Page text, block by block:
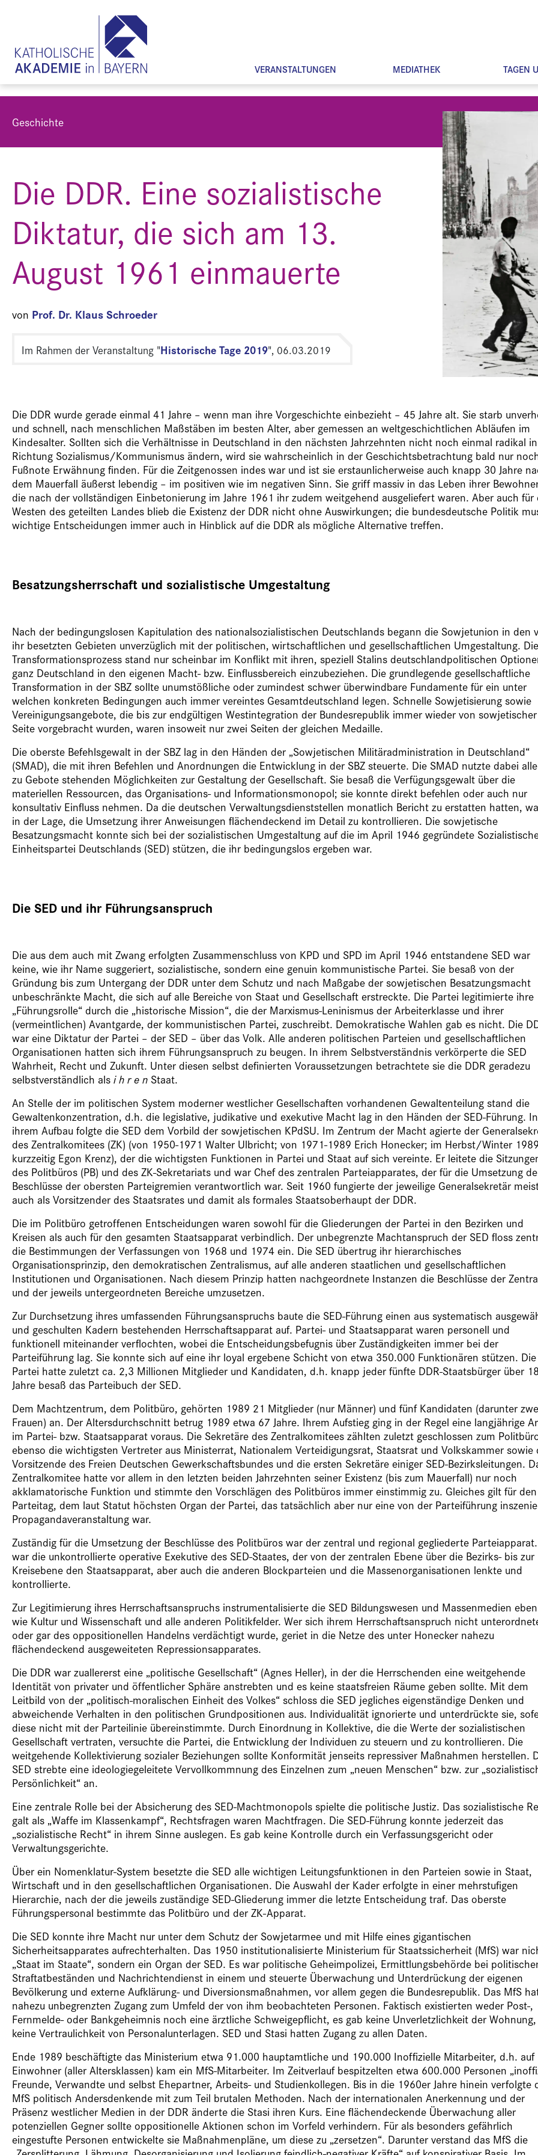
VERANSTALTUNGEN MEDIATHEK TAGEN
Geschichte
Die DDR. Eine sozialistische
Diktatur, die sich am 13.
August 1961 einmauerte
von Prof. Dr. Klaus Schroeder
Im Rahmen der Veranstaltung "Historische Tage 2019", 06.03.2019
Die DDR wurde gerade einmal 41 Jahre – wenn man ihre Vorgeschichte einbezieht – 45 Jahre alt. Sie starb
und schnell, nach menschlichen Maßstäben im besten Alter, aber gemessen an weltgeschichtlichen Abläufen im
Kindesalter. Sollten sich die Verhältnisse in Deutschland in den nächsten Jahrzehnten nicht noch einmal radikal in
Richtung Sozialismus/Kommunismus ändern, wird sie wahrscheinlich in der Geschichtsbetrachtung bald nur
Fußnote Erwähnung finden. Für die Zeitgenossen indes war und ist sie erstaunlicherweise auch knapp 30 Jahre
dem Mauerfall äußerst lebendig – im positiven wie im negativen Sinn. Sie griff massiv in das Leben ihrer
die nach der vollständigen Einbetonierung im Jahre 1961 ihr zudem weitgehend ausgeliefert waren. Aber auch für
Westen des geteilten Landes blieb die Existenz der DDR nicht ohne Auswirkungen; die bundesdeutsche Politik
wichtige Entscheidungen immer auch in Hinblick auf die DDR als mögliche Alternative treffen.
Besatzungsherrschaft und sozialistische Umgestaltung
Nach der bedingungslosen Kapitulation des nationalsozialistischen Deutschlands begann die Sowjetunion in den
ihr besetzten Gebieten unverzüglich mit der politischen, wirtschaftlichen und gesellschaftlichen Umgestaltung.
Transformationsprozess stand nur scheinbar im Konflikt mit ihren, speziell Stalins deutschlandpolitischen
ganz Deutschland in den eigenen Macht- bzw. Einflussbereich einzubeziehen. Die grundlegende gesellschaftliche
Transformation in der SBZ sollte unumstößliche oder zumindest schwer überwindbare Fundamente für ein unter
welchen konkreten Bedingungen auch immer vereintes Gesamtdeutschland legen. Schnelle Sowjetisierung sowie
Vereinigungsangebote, die bis zur endgültigen Westintegration der Bundesrepublik immer wieder von sowjetischer
Seite vorgebracht wurden, waren insoweit nur zwei Seiten der gleichen Medaille.
Die oberste Befehlsgewalt in der SBZ lag in den Händen der „Sowjetischen Militäradministration in Deutschland“
(SMAD), die mit ihren Befehlen und Anordnungen die Entwicklung in der SBZ steuerte. Die SMAD nutzte dabei
zu Gebote stehenden Möglichkeiten zur Gestaltung der Gesellschaft. Sie besaß die Verfügungsgewalt über die
materiellen Ressourcen, das Organisations- und Informationsmonopol; sie konnte direkt befehlen oder auch nur
konsultativ Einfluss nehmen. Da die deutschen Verwaltungsdienststellen monatlich Bericht zu erstatten hatten,
in der Lage, die Umsetzung ihrer Anweisungen flächendeckend im Detail zu kontrollieren. Die sowjetische
Besatzungsmacht konnte sich bei der sozialistischen Umgestaltung auf die im April 1946 gegründete
Einheitspartei Deutschlands (SED) stützen, die ihr bedingungslos ergeben war.
Die SED und ihr Führungsanspruch
Die aus dem auch mit Zwang erfolgten Zusammenschluss von KPD und SPD im April 1946 entstandene SED war
keine, wie ihr Name suggeriert, sozialistische, sondern eine genuin kommunistische Partei. Sie besaß von der
Gründung bis zum Untergang der DDR unter dem Schutz und nach Maßgabe der sowjetischen Besatzungsmacht
unbeschränkte Macht, die sich auf alle Bereiche von Staat und Gesellschaft erstreckte. Die Partei legitimierte ihre
„Führungsrolle“ durch die „historische Mission“, die der Marxismus-Leninismus der Arbeiterklasse und ihrer
(vermeintlichen) Avantgarde, der kommunistischen Partei, zuschreibt. Demokratische Wahlen gab es nicht. Die
war eine Diktatur der Partei – der SED – über das Volk. Alle anderen politischen Parteien und gesellschaftlichen
Organisationen hatten sich ihrem Führungsanspruch zu beugen. In ihrem Selbstverständnis verkörperte die SED
Wahrheit, Recht und Zukunft. Unter diesen selbst definierten Voraussetzungen betrachtete sie die DDR geradezu
selbstverständlich als i h r e n Staat.
An Stelle der im politischen System moderner westlicher Gesellschaften vorhandenen Gewaltenteilung stand die
Gewaltenkonzentration, d.h. die legislative, judikative und exekutive Macht lag in den Händen der SED-Führung. In
ihrem Aufbau folgte die SED dem Vorbild der sowjetischen KPdSU. Im Zentrum der Macht agierte der
des Zentralkomitees (ZK) (von 1950-1971 Walter Ulbricht; von 1971-1989 Erich Honecker; im Herbst/Winter
kurzzeitig Egon Krenz), der die wichtigsten Funktionen in Partei und Staat auf sich vereinte. Er leitete die
des Politbüros (PB) und des ZK-Sekretariats und war Chef des zentralen Parteiapparates, der für die Umsetzung
Beschlüsse der obersten Parteigremien verantwortlich war. Seit 1960 fungierte der jeweilige Generalsekretär
auch als Vorsitzender des Staatsrates und damit als formales Staatsoberhaupt der DDR.
Die im Politbüro getroffenen Entscheidungen waren sowohl für die Gliederungen der Partei in den Bezirken und
Kreisen als auch für den gesamten Staatsapparat verbindlich. Der unbegrenzte Machtanspruch der SED floss
die Bestimmungen der Verfassungen von 1968 und 1974 ein. Die SED übertrug ihr hierarchisches
Organisationsprinzip, den demokratischen Zentralismus, auf alle anderen staatlichen und gesellschaftlichen
Institutionen und Organisationen. Nach diesem Prinzip hatten nachgeordnete Instanzen die Beschlüsse der
und der jeweils untergeordneten Bereiche umzusetzen.
Zur Durchsetzung ihres umfassenden Führungsanspruchs baute die SED-Führung einen aus systematisch
und geschulten Kadern bestehenden Herrschaftsapparat auf. Partei- und Staatsapparat waren personell und
funktionell miteinander verflochten, wobei die Entscheidungsbefugnis über Zuständigkeiten immer bei der
Parteiführung lag. Sie konnte sich auf eine ihr loyal ergebene Schicht von etwa 350.000 Funktionären stützen. Die
Partei hatte zuletzt ca. 2,3 Millionen Mitglieder und Kandidaten, d.h. knapp jeder fünfte DDR-Staatsbürger über
Jahre besaß das Parteibuch der SED.
Dem Machtzentrum, dem Politbüro, gehörten 1989 21 Mitglieder (nur Männer) und fünf Kandidaten (darunter
Frauen) an. Der Altersdurchschnitt betrug 1989 etwa 67 Jahre. Ihrem Aufstieg ging in der Regel eine langjährige
im Partei- bzw. Staatsapparat voraus. Die Sekretäre des Zentralkomitees zählten zuletzt geschlossen zum
ebenso die wichtigsten Vertreter aus Ministerrat, Nationalem Verteidigungsrat, Staatsrat und Volkskammer sowie
Vorsitzende des Freien Deutschen Gewerkschaftsbundes und die ersten Sekretäre einiger SED-Bezirksleitungen.
Zentralkomitee hatte vor allem in den letzten beiden Jahrzehnten seiner Existenz (bis zum Mauerfall) nur noch
akklamatorische Funktion und stimmte den Vorschlägen des Politbüros immer einstimmig zu. Gleiches gilt für den
Parteitag, dem laut Statut höchsten Organ der Partei, das tatsächlich aber nur eine von der Parteiführung
Propagandaveranstaltung war.
Zuständig für die Umsetzung der Beschlüsse des Politbüros war der zentral und regional gegliederte
war die unkontrollierte operative Exekutive des SED-Staates, der von der zentralen Ebene über die Bezirks- bis zur
Kreisebene den Staatsapparat, aber auch die anderen Blockparteien und die Massenorganisationen lenkte und
kontrollierte.
Zur Legitimierung ihres Herrschaftsanspruchs instrumentalisierte die SED Bildungswesen und Massenmedien
wie Kultur und Wissenschaft und alle anderen Politikfelder. Wer sich ihrem Herrschaftsanspruch nicht
oder gar des oppositionellen Handelns verdächtigt wurde, geriet in die Netze des unter Honecker nahezu
flächendeckend ausgeweiteten Repressionsapparates.
Die DDR war zuallererst eine „politische Gesellschaft“ (Agnes Heller), in der die Herrschenden eine weitgehende
Identität von privater und öffentlicher Sphäre anstrebten und es keine staatsfreien Räume geben sollte. Mit dem
Leitbild von der „politisch-moralischen Einheit des Volkes“ schloss die SED jegliches eigenständige Denken und
abweichende Verhalten in den politischen Grundpositionen aus. Individualität ignorierte und unterdrückte sie,
diese nicht mit der Parteilinie übereinstimmte. Durch Einordnung in Kollektive, die die Werte der sozialistischen
Gesellschaft vertraten, versuchte die Partei, die Entwicklung der Individuen zu steuern und zu kontrollieren. Die
weitgehende Kollektivierung sozialer Beziehungen sollte Konformität jenseits repressiver Maßnahmen herstellen.
SED strebte eine ideologiegeleitete Vervollkommnung des Einzelnen zum „neuen Menschen“ bzw. zur
Persönlichkeit“ an.
Eine zentrale Rolle bei der Absicherung des SED-Machtmonopols spielte die politische Justiz. Das sozialistische
galt als „Waffe im Klassenkampf“, Rechtsfragen waren Machtfragen. Die SED-Führung konnte jederzeit das
„sozialistische Recht“ in ihrem Sinne auslegen. Es gab keine Kontrolle durch ein Verfassungsgericht oder
Verwaltungsgerichte.
Über ein Nomenklatur-System besetzte die SED alle wichtigen Leitungsfunktionen in den Parteien sowie in Staat,
Wirtschaft und in den gesellschaftlichen Organisationen. Die Auswahl der Kader erfolgte in einer mehrstufigen
Hierarchie, nach der die jeweils zuständige SED-Gliederung immer die letzte Entscheidung traf. Das oberste
Führungspersonal bestimmte das Politbüro und der ZK-Apparat.
Die SED konnte ihre Macht nur unter dem Schutz der Sowjetarmee und mit Hilfe eines gigantischen
Sicherheitsapparates aufrechterhalten. Das 1950 institutionalisierte Ministerium für Staatssicherheit (MfS) war
„Staat im Staate“, sondern ein Organ der SED. Es war politische Geheimpolizei, Ermittlungsbehörde bei
Straftatbeständen und Nachrichtendienst in einem und steuerte Überwachung und Unterdrückung der eigenen
Bevölkerung und externe Aufklärung- und Diversionsmaßnahmen, vor allem gegen die Bundesrepublik. Das MfS
nahezu unbegrenzten Zugang zum Umfeld der von ihm beobachteten Personen. Faktisch existierten weder Post-,
Fernmelde- oder Bankgeheimnis noch eine ärztliche Schweigepflicht, es gab keine Unverletzlichkeit der Wohnung,
keine Vertraulichkeit von Personalunterlagen. SED und Stasi hatten Zugang zu allen Daten.
Ende 1989 beschäftigte das Ministerium etwa 91.000 hauptamtliche und 190.000 Inoffizielle Mitarbeiter, d.h. auf
Einwohner (aller Altersklassen) kam ein MfS-Mitarbeiter. Im Zeitverlauf bespitzelten etwa 600.000 Personen
Freunde, Verwandte und selbst Ehepartner, Arbeits- und Studienkollegen. Bis in die 1960er Jahre hinein verfolgte
MfS politisch Andersdenkende mit zum Teil brutalen Methoden. Nach der internationalen Anerkennung und der
Präsenz westlicher Medien in der DDR änderte die Stasi ihren Kurs. Eine flächendeckende Überwachung aller
potenziellen Gegner sollte oppositionelle Aktionen schon im Vorfeld verhindern. Für als besonders gefährlich
eingestufte Personen entwickelte sie Maßnahmenpläne, um diese zu „zersetzen“. Darunter verstand das MfS die